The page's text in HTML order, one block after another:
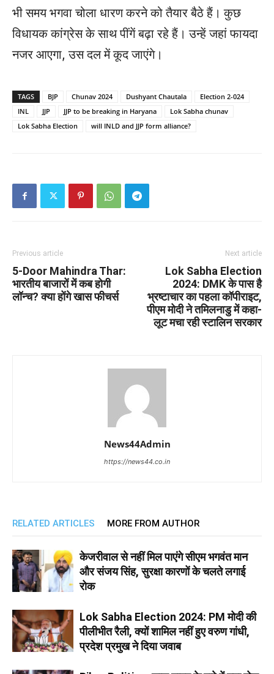
भी समय भगवा चोला धारण करने को तैयार बैठे हैं। कुछ
विधायक कांग्रेस के साथ पींगें बढ़ा रहे हैं। उन्हें जहां फायदा
नजर आएगा, उस दल में कूद जाएंगे।
TAGS BJP Chunav 2024 Dushyant Chautala
Election 2-024
INL
JJP JJP to be breaking in Haryana
Lok Sabha chunav
Lok Sabha Election
will INLD and JJP form alliance?
Previous article
5-Door Mahindra Thar:
भारतीय बाजारों में कब होगी
लॉन्च? क्या होंगे खास फीचर्स
Next article
Lok Sabha Election
2024: DMK के पास है
भ्रष्टाचार का पहला कॉपीराइट,
पीएम मोदी ने तमिलनाडु में कहा-
लूट मचा रही स्टालिन सरकार
News44Admin
https://news44.co.in
RELATED ARTICLES MORE FROM AUTHOR
केजरीवाल से नहीं मिल पाएंगे सीएम भगवंत मान
और संजय सिंह, सुरक्षा कारणों के चलते लगाई
रोक
Lok Sabha Election 2024: PM मोदी की
पीलीभीत रैली, क्यों शामिल नहीं हुए वरुण गांधी,
प्रदेश प्रमुख ने दिया जवाब